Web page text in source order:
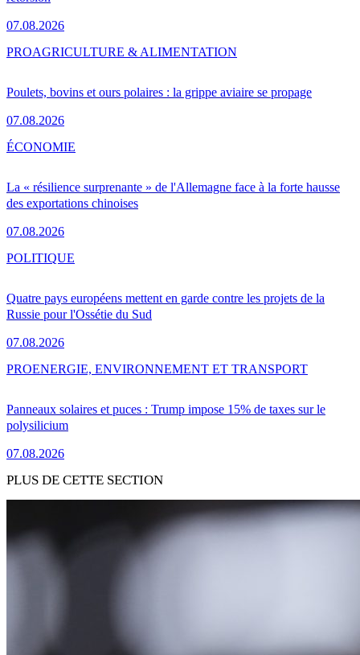
07.08.2026
Poulets, bovins et ours polaires : la grippe aviaire se propage
07.08.2026
PROAGRICULTURE & ALIMENTATION
La « résilience surprenante » de l'Allemagne face à la forte hausse
des exportations chinoises
07.08.2026
ÉCONOMIE
Quatre pays européens mettent en garde contre les projets de la
Russie pour l'Ossétie du Sud
07.08.2026
POLITIQUE
Panneaux solaires et puces : Trump impose 15% de taxes sur le
polysilicium
07.08.2026
PROENERGIE, ENVIRONNEMENT ET TRANSPORT
PLUS DE CETTE SECTION